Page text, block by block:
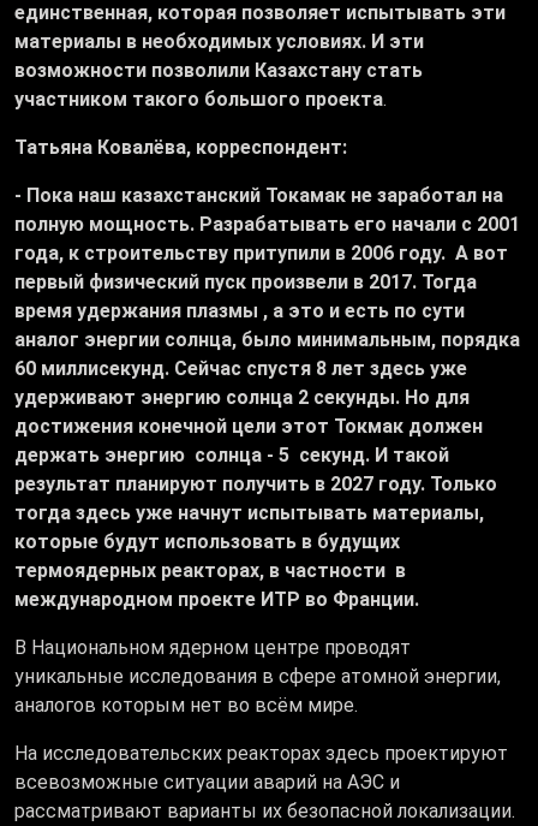
единственная, которая позволяет испытывать эти
материалы в необходимых условиях. И эти
возможности позволили Казахстану стать
участником такого большого проекта.
Татьяна Ковалёва, корреспондент:
- Пока наш казахстанский Токамак не заработал на
полную мощность. Разрабатывать его начали с 2001
года, к строительству притупили в 2006 году. А вот
первый физический пуск произвели в 2017. Тогда
время удержания плазмы , а это и есть по сути
аналог энергии солнца, было минимальным, порядка
60 миллисекунд. Сейчас спустя 8 лет здесь уже
удерживают энергию солнца 2 секунды. Но для
достижения конечной цели этот Токмак должен
держать энергию солнца - 5 секунд. И такой
результат планируют получить в 2027 году. Только
тогда здесь уже начнут испытывать материалы,
которые будут использовать в будущих
термоядерных реакторах, в частности в
международном проекте ИТР во Франции.
В Национальном ядерном центре проводят
уникальные исследования в сфере атомной энергии,
аналогов которым нет во всём мире.
На исследовательских реакторах здесь проектируют
всевозможные ситуации аварий на АЭС и
рассматривают варианты их безопасной локализации.